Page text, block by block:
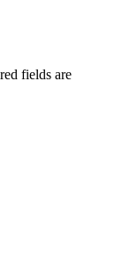
fields are